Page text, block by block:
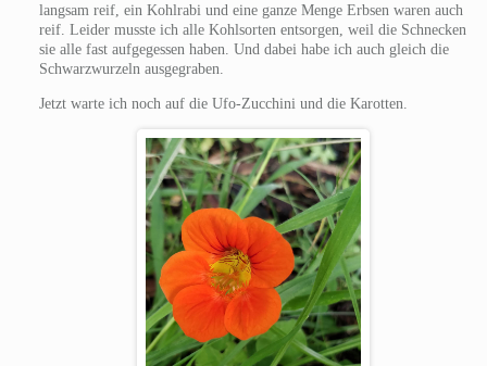
langsam reif, ein Kohlrabi und eine ganze Menge Erbsen waren auch
reif. Leider musste ich alle Kohlsorten entsorgen, weil die Schnecken
sie alle fast aufgegessen haben. Und dabei habe ich auch gleich die
Schwarzwurzeln ausgegraben.
Jetzt warte ich noch auf die Ufo-Zucchini und die Karotten.